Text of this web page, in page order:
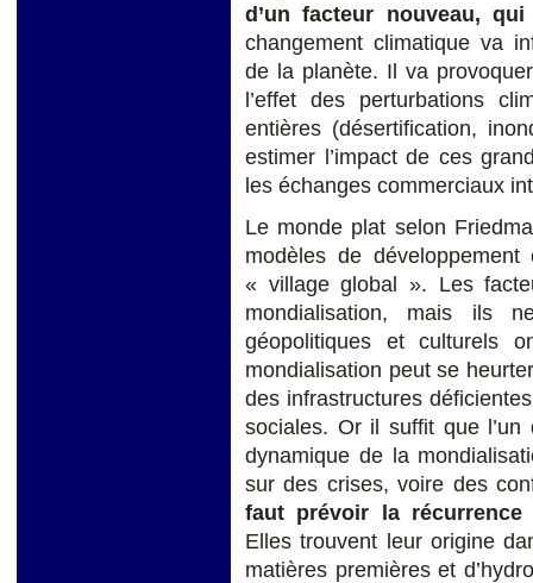
d’un facteur nouveau,
changement climatique va
de la planète. Il va
l’effet des perturbations
entières (désertification,
estimer l’impact de ces
les échanges commerciaux
Le monde plat selon
modèles de
« village global ». Les
mondialisation, mais ils
géopolitiques et culturels
mondialisation peut se
des infrastructures
sociales. Or il suffit que
dynamique de la
sur des crises, voire des
faut prévoir la
Elles trouvent leur origine
matières premières et